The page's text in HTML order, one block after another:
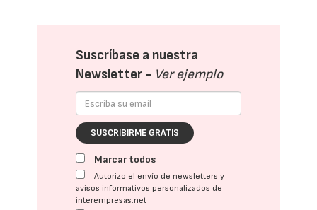
Suscríbase a nuestra
Newsletter - Ver ejemplo
SUSCRIBIRME GRATIS
Marcar todos
Autorizo el envío de newsletters y
avisos informativos personalizados de
interempresas.net